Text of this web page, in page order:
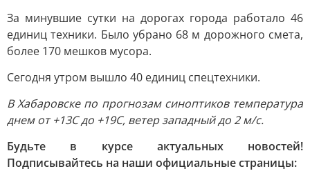
За минувшие сутки на дорогах города работало 46
единиц техники. Было убрано 68 м дорожного смета,
более 170 мешков мусора.
Сегодня утром вышло 40 единиц спецтехники.
В Хабаровске по прогнозам синоптиков температура
днем от +13С до +19С, ветер западный до 2 м/с.
Будьте в курсе актуальных новостей!
Подписывайтесь на наши официальные страницы: